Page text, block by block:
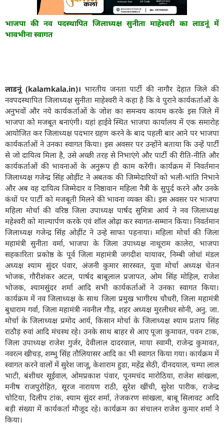
भाजपा की नव पदस्थापित जिलाध्यक्ष सुनीता माहेश्वरी का लाडनूं में
भावभीना स्वागत
लाडनूं (kalamkala.in)। भारतीय जनता पार्टी की नागौर देहात जिले की
नवपदस्थापित जिलाध्यक्ष सुनीता माहेश्वरी ने कहा है कि वे पुराने कार्यकर्ताओं के
अनुभवों और नये कार्यकर्ताओं के जोश का समन्वय कायम करके इस जिले में
भाजपा को मजबूत बनाएंगी। यहां हाईवे स्थित भाजपा कार्यालय में एक समारोह
आयोजित कर जिलाध्यक्ष पदभार ग्रहण करने के बाद पहली बार आने पर भाजपा
कार्यकर्ताओं ने उनका स्वागत किया। इस अवसर पर उन्होंने बताया कि उन्हें पार्टी
से जो दायित्व मिला है, उसे अच्छी तरह से निभाएंगे और पार्टी की रीति-नीति और
कार्यकर्ताओं की भावनाओं के अनुरूप ही काम करेंगी। कार्यक्रम में निवर्तमान
जिलाध्यक्ष गजेन्द्र सिंह ओड़ींट ने अबतक की जिम्मेदारियों को भली-भांति निभाने
और अब वह दायित्व जिम्मेदार व निष्ठावान महिला नैत्री के सुपुर्द करने और उनके
कंधों पर पार्टी को मजबूती मिलने की भावना व्यक्त की। इस अवसर पर भाजपा
महिला मोर्चा की वरिष्ठ जिला उपाध्यक्ष पार्षद सुमित्रा आर्य ने नव जिलाध्यक्ष
महेश्वरी को माल्यार्पण करके एवं शॉल ओढ़ा कर स्वागत-सम्मान किया। निवर्तमान
जिलाध्यक्ष गजेन्द्र सिंह ओड़ींट ने उन्हे साफा पहनाया। महिला मोर्चा की जिला
महामंत्री सुनीता वर्मा, भाजपा के जिला उपाध्यक्ष नाथूराम कालेरा, भाजपा
सहकारिता प्रकोष्ठ के पूर्व जिला महामंत्री जगदीश यायावर, निम्बी जोधां मंडल
अध्यक्ष श्याम सुंदर पंवार, अंजनी कुमार सारस्वत, युवा मोर्चा अध्यक्ष चेतन
भोजक, गौरीशंकर अटल, पार्षद बाबूलाल प्रजापत, ओम सिंह मोहिल, राजेश
भोजक, श्यामसुंदर शर्मा आदि सभी कार्यकर्ताओं ने उनका स्वागत किया।
कार्यक्रम में नव जिलाध्यक्ष के साथ जिला प्रमुख भागीरथ चौधरी, जिला महामंत्री
बुधाराम गर्वा, जिला महामंत्री नवनील गौड़, शहर अध्यक्ष मुरलीधर सोनी, अनु. जा.
मोर्चा के जिलाध्यक्ष प्रमोद आर्य, किसान मोर्चा के जिलाध्यक्ष श्याम प्रताप सिंह
राठौड़ रुवां आदि मंचस्थ रहे। उनके साथ बाहर से आए पूजा कुमावत, पवन टाक,
जिला उपाध्यक्ष राजेश गुर्जर, देवीलाल दादरवाल, माया स्वामी, राजेन्द्र कुमावत,
नवरत्न खीचड़, शम्भु सिंह तौलियासर आदि का भी स्वागत किया गया। कार्यक्रम में
स्वागत करने वालों में सुरेश जाजू, केशाराम हुडा, महेंद्र सेठी, दीनदयाल, चम्पा लाल
भाटी, बंशीधर सूईवाल, ओमप्रकाश पंवार, पूनमचंद मारोठिया, राजेश सांखला,
मनीष राजपुरोहित, सूरज नारायण राठी, सुरेश खींची, सुरेश पारीक,राजेन्द्र
चोटिया, दिलीप टांक, श्याम सुंदर शर्मा, तेजकरण सांखला, बाबू सिलावट आदि
बड़ी संख्या में कार्यकर्ता मौजूद रहे। कार्यक्रम का संचालन राजेश कुमार शर्मा ने
किया।